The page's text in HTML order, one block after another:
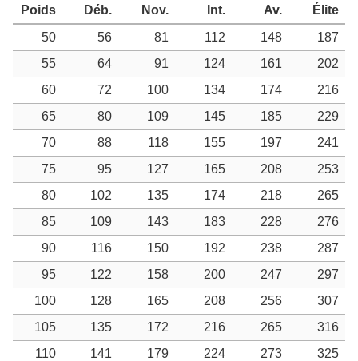
Poids Déb. Nov. Int. Av.
Élite
50
56 81 112 148
187
55
64 91 124 161
202
60
72 100 134 174
216
65
80 109 145 185
229
70
88 118 155 197
241
75
95 127 165 208
253
80
102 135 174 218
265
85
109 143 183 228
276
90
116 150 192 238
287
95
122 158 200 247
297
100
128 165 208 256
307
105
135 172 216 265
316
110
141 179 224 273
325